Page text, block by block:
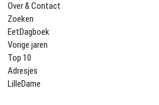
Over & Contact
Zoeken
EetDagboek
Vorige jaren
Top 10
Adresjes
LilleDame